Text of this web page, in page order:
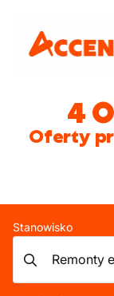
4
Oferty
Stanowisko